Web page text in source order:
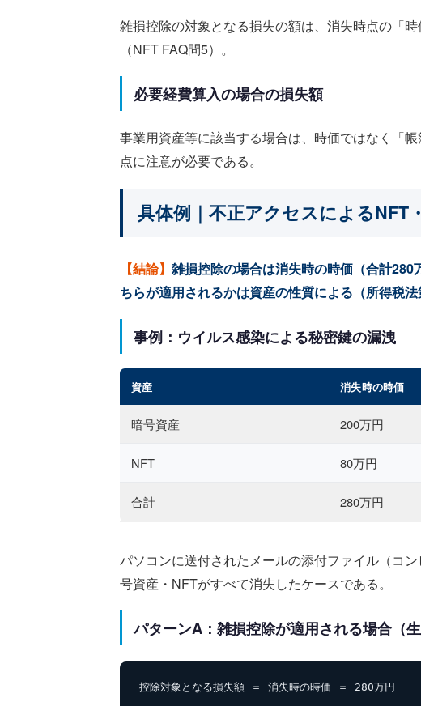
雑損控除の対象となる損失の額は、消失時点の「
（NFT FAQ問5）。
必要経費算入の場合の損失額
事業用資産等に該当する場合は、時価ではなく「
点に注意が必要である。
具体例｜不正アクセスによるNFT
【結論】 雑損控除の場合は消失時の時価（合計
ちらが適用されるかは資産の性質による（所得税法
事例：ウイルス感染による秘密鍵の漏洩
資産 消失時の時価
暗号資産 200万円
NFT 80万円
合計 280万円
パソコンに送付されたメールの添付ファイル（コ
号資産・NFTがすべて消失したケースである。
パターンA：雑損控除が適用される場合（生
控除対象となる損失額 ＝ 消失時の時価 ＝ 280万円